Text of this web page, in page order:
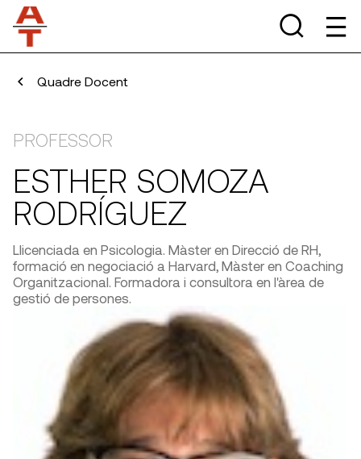
Quadre Docent
PROFESSOR
ESTHER SOMOZA
RODRÍGUEZ
Llicenciada en Psicologia. Màster en Direcció de RH,
formació en negociació a Harvard, Màster en Coaching
Organitzacional. Formadora i consultora en l'àrea de
gestió de persones.